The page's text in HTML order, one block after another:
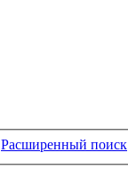
Расширенный поиск